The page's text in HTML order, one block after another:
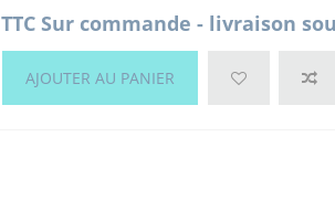
TTC Sur commande - livraison
AJOUTER AU PANIER